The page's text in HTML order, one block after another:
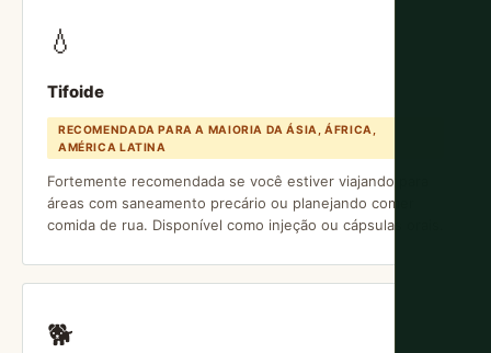
💧
Tifoide
RECOMENDADA PARA A MAIORIA DA ÁSIA, ÁFRICA,
AMÉRICA LATINA
Fortemente recomendada se você estiver viajando para
áreas com saneamento precário ou planejando comer
comida de rua. Disponível como injeção ou cápsulas orais.
🐕